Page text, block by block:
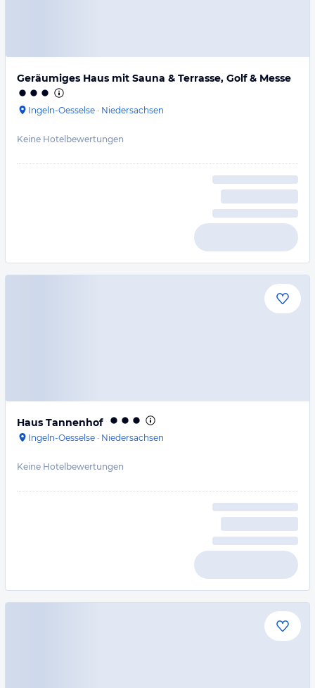
Geräumiges Haus mit Sauna & Terrasse, Golf & Messe
Ingeln-Oesselse · Niedersachsen
Keine Hotelbewertungen
Haus Tannenhof
Ingeln-Oesselse · Niedersachsen
Keine Hotelbewertungen